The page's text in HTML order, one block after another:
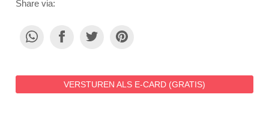
Share via:
VERSTUREN ALS E-CARD (GRATIS)